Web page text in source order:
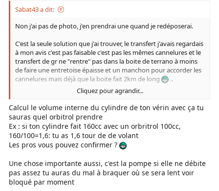
Sabat43 a dit:
Non j'ai pas de photo, j'en prendrai une quand je redéposerai.
C'est la seule solution que j'ai trouver, le transfert j'avais regardais
à mon avis c'est pas faisable c'est pas les mêmes cannelures et le
transfert de gr ne "rentre" pas dans la boite de terrano à moins
de faire une entretoise épaisse et un manchon pour accorder les
cannelures mais déjà que la boite fait 2km de long
..
La suite, donc j'ai couper les longerons arrières et je suis reparti
avec du profilé rectangle pour laisser la place au pont en
compression. J'ai aussi resserrer les ailes arrières
Voir la pièce jointe 148303
Voir la pièce jointe 148304
Voir la pièce jointe 148305
Pareil avec les longerons avant
Cliquez pour agrandir...
Calcul le volume interne du cylindre de ton vérin avec ça tu
sauras quel orbitrol prendre
Ex : si ton cylindre fait 160cc avec un orbritrol 100cc,
160/100=1,6: tu as 1,6 tour de de volant
Les pros vous pouvez confirmer ?
Une chose importante aussi, c'est la pompe si elle ne débite
pas assez tu auras du mal à braquer où se sera lent voir
bloqué par moment